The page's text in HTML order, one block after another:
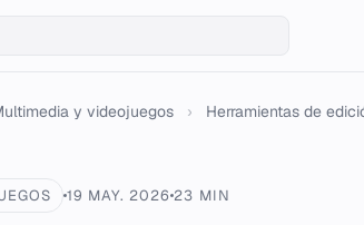
y videojuegos › Herramientas de
19 MAY. 202623 MIN